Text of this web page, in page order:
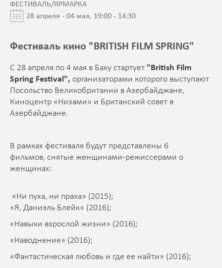
ФЕСТИВАЛЬ/ЯРМАРКА
28 апреля - 04 мая, 19:00 - 14:30
Фестиваль кино "BRITISH FILM SPRING"
С 28 апреля по 4 мая в Баку стартует "British Film
Spring Festival", организаторами которого выступают
Посольство Великобритании в Азербайджане,
Киноцентр «Низами» и Британский совет в
Азербайджане.
В рамках фестиваля будут представлены 6
фильмов, снятые женщинами-режиссерами о
женщинах:
«Ни пуха, ни праха» (2015);
«Я, Даниэль Блейк» (2016);
«Навыки взрослой жизни» (2016);
«Наводнение» (2016);
«Фантастическая любовь и где ее найти» (2016);